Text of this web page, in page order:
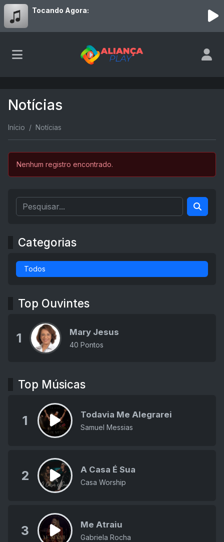
Tocando Agora:
Notícias
Início Notícias
Nenhum registro encontrado.
Categorias
Todos
Top Ouvintes
1 Mary Jesus
40 Pontos
Top Músicas
1 Todavia Me Alegrarei
Samuel Messias
2 A Casa É Sua
Casa Worship
3 Me Atraiu
Gabriela Rocha